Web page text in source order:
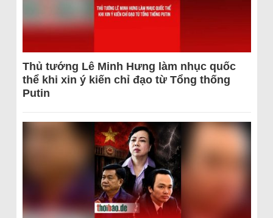
Thủ tướng Lê Minh Hưng làm nhục quốc
thể khi xin ý kiến chỉ đạo từ Tổng thống
Putin